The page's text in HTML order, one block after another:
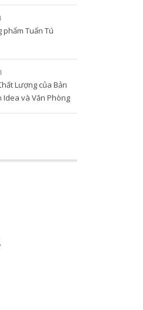
phẩm Tuấn Tú
Lượng của Bản
Idea và Văn Phòng
Tú